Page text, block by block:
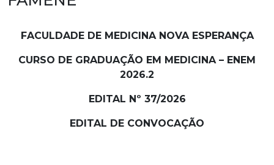
FACULDADE DE MEDICINA NOVA ESPERANÇA
CURSO DE GRADUAÇÃO EM MEDICINA – ENEM
2026.2
EDITAL Nº 37/2026
EDITAL DE CONVOCAÇÃO